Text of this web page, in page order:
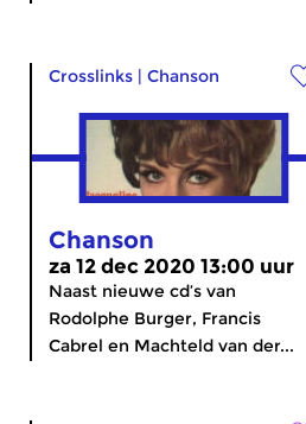
Crosslinks | Chanson
Chanson
za 12 dec 2020 13:00 uur
Naast nieuwe cd’s van
Rodolphe Burger, Francis
Cabrel en Machteld van der...